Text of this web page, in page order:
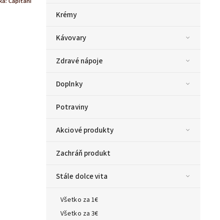
Krémy
Kávovary
Zdravé nápoje
Doplnky
Potraviny
Akciové produkty
Zachráň produkt
Stále dolce vita
Všetko za 1€
Všetko za 3€